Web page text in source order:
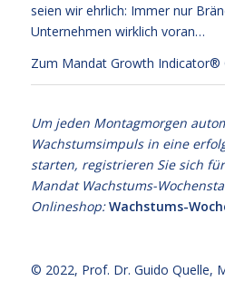
seien wir ehrlich: Immer nur
Unternehmen wirklich voran…
Zum Mandat Growth Indicator®
Um jeden Montagmorgen
Wachstumsimpuls in eine
starten, registrieren Sie sich
Mandat Wachstums-
Onlineshop:Wachstums-
© 2022, Prof. Dr. Guido Quelle,